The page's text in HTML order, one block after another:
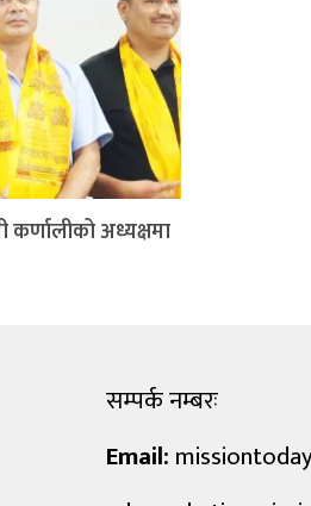
कर्णालीको अध्यक्षमा
सम्पर्क नम्बरः
Email: